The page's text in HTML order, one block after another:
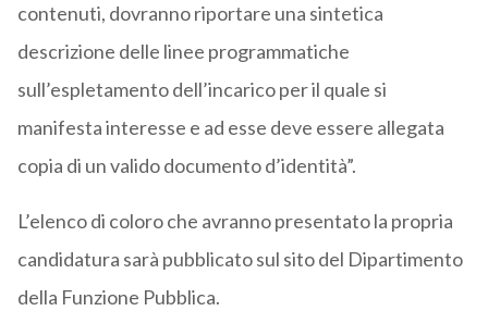
contenuti, dovranno riportare una sintetica
descrizione delle linee programmatiche
sull’espletamento dell’incarico per il quale si
manifesta interesse e ad esse deve essere allegata
copia di un valido documento d’identità”.
L’elenco di coloro che avranno presentato la propria
candidatura sarà pubblicato sul sito del Dipartimento
della Funzione Pubblica.